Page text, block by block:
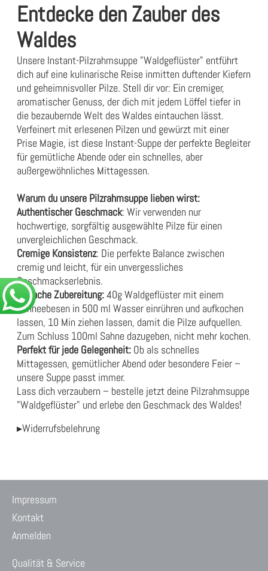
Entdecke den Zauber des
Waldes
Unsere Instant-Pilzrahmsuppe "Waldgeflüster" entführt
dich auf eine kulinarische Reise inmitten duftender Kiefern
und geheimnisvoller Pilze. Stell dir vor: Ein cremiger,
aromatischer Genuss, der dich mit jedem Löffel tiefer in
die bezaubernde Welt des Waldes eintauchen lässt.
Verfeinert mit erlesenen Pilzen und gewürzt mit einer
Prise Magie, ist diese Instant-Suppe der perfekte Begleiter
für gemütliche Abende oder ein schnelles, aber
außergewöhnliches Mittagessen.
Warum du unsere Pilzrahmsuppe lieben wirst:
Authentischer Geschmack: Wir verwenden nur
hochwertige, sorgfältig ausgewählte Pilze für einen
unvergleichlichen Geschmack.
Cremige Konsistenz: Die perfekte Balance zwischen
cremig und leicht, für ein unvergessliches
Geschmackserlebnis.
Einfache Zubereitung:40g Waldgeflüster mit einem
Schneebesen in 500 ml Wasser einrühren und aufkochen
lassen, 10 Min ziehen lassen, damit die Pilze aufquellen.
Zum Schluss 100ml Sahne dazugeben, nicht mehr kochen.
Perfekt für jede Gelegenheit: Ob als schnelles
Mittagessen, gemütlicher Abend oder besondere Feier –
unsere Suppe passt immer.
Lass dich verzaubern – bestelle jetzt deine Pilzrahmsuppe
"Waldgeflüster" und erlebe den Geschmack des Waldes!
▸Widerrufsbelehrung
Impressum
Kontakt
Anmelden
Qualität & Service